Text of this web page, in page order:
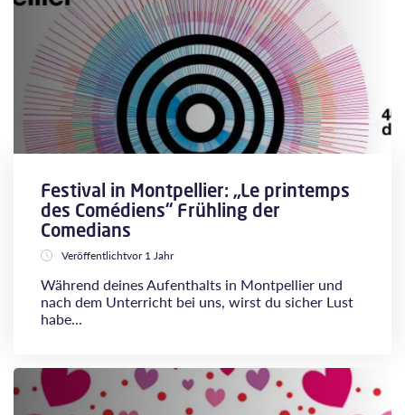
Festival in Montpellier: „Le printemps
des Comédiens“ Frühling der
Comedians
Veröffentlichtvor 1 Jahr
Während deines Aufenthalts in Montpellier und
nach dem Unterricht bei uns, wirst du sicher Lust
habe...